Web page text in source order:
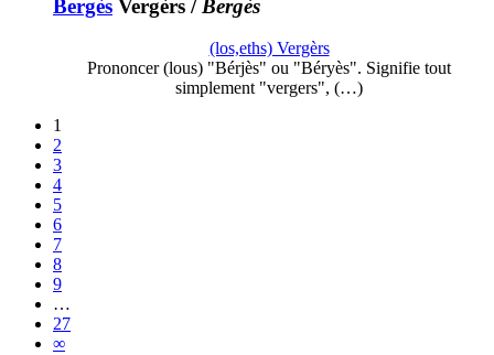
Bergès Vergèrs / Bergès
(los,eths) Vergèrs
Prononcer (lous) "Bérjès" ou "Béryès". Signifie tout
simplement "vergers", (…)
1
2
3
4
5
6
7
8
9
…
27
∞